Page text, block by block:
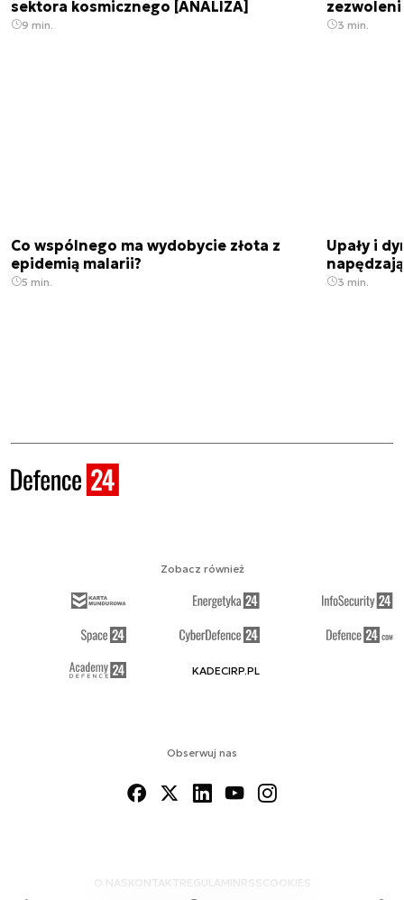
sektora kosmicznego [ANALIZA]
9 min. 3 min.
Co wspólnego ma wydobycie złota z
epidemią malarii?
5 min.
Upały i
3 min.
Obserwuj nas
O NAS KONTAKTREGULAMINRSS COOKIES
Zobacz również
KADECIRP.PL